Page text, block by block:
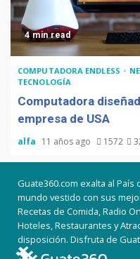
4 min read
COMPUTADORA ENDLESS
TECNOLOGÍA
Computadora
empresa de USA
alfa 11 años ago 1572
Guate360.com exalta al
mundo vestido con sus
Recetas de Comida, Radio
Hoteles, Restaurantes y
disposición. Disfruta de